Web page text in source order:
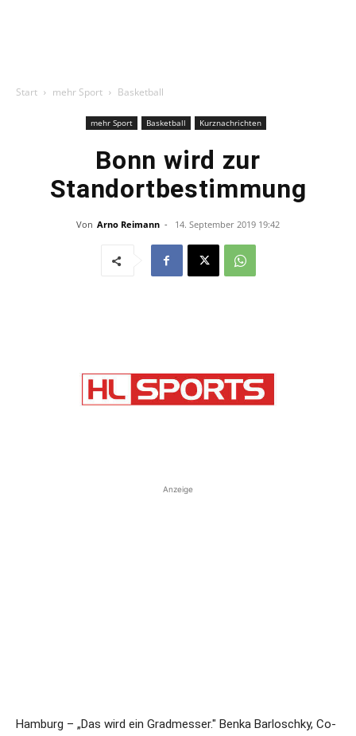
Start mehr Sport Basketball
mehr Sport Basketball Kurznachrichten
Bonn wird zur
Standortbestimmung
Von Arno Reimann - 14. September 2019 19:42
Anzeige
Hamburg – „Das wird ein Gradmesser." Benka Barloschky, Co-